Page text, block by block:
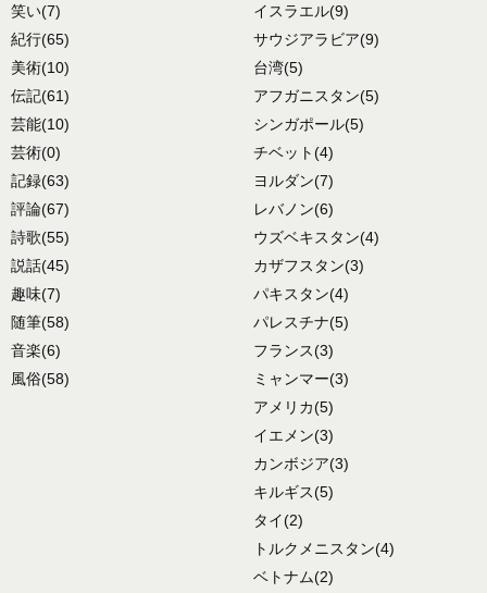
笑い(7)
紀行(65)
美術(10)
伝記(61)
芸能(10)
芸術(0)
記録(63)
評論(67)
詩歌(55)
説話(45)
趣味(7)
随筆(58)
音楽(6)
風俗(58)
イスラエル(9)
サウジアラビア(9)
台湾(5)
アフガニスタン(5)
シンガポール(5)
チベット(4)
ヨルダン(7)
レバノン(6)
ウズベキスタン(4)
カザフスタン(3)
パキスタン(4)
パレスチナ(5)
フランス(3)
ミャンマー(3)
アメリカ(5)
イエメン(3)
カンボジア(3)
キルギス(5)
タイ(2)
トルクメニスタン(4)
ベトナム(2)